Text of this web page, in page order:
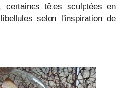
certaines têtes sculptées en
selon l'inspiration de